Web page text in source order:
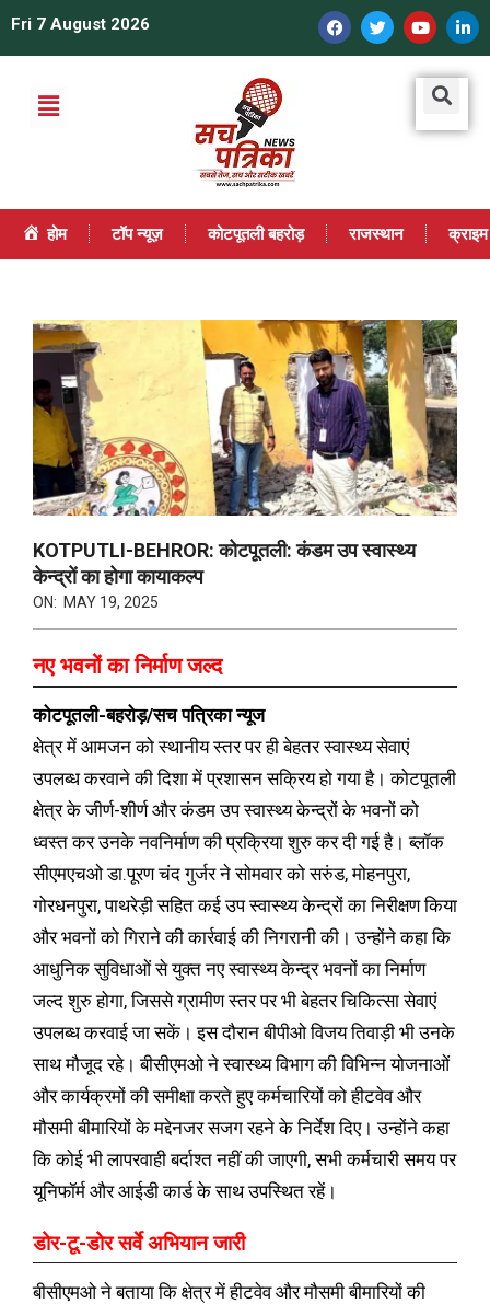
Fri 7 August 2026
होम टॉप न्यूज़ कोटपूतली बहरोड़ राजस्थान क्राइम
KOTPUTLI-BEHROR: कोटपूतली: कंडम उप स्वास्थ्य
केन्द्रों का होगा कायाकल्प
ON: MAY 19, 2025
नए भवनों का निर्माण जल्द
कोटपूतली-बहरोड़/सच पत्रिका न्यूज
क्षेत्र में आमजन को स्थानीय स्तर पर ही बेहतर स्वास्थ्य सेवाएं
उपलब्ध करवाने की दिशा में प्रशासन सक्रिय हो गया है। कोटपूतली
क्षेत्र के जीर्ण-शीर्ण और कंडम उप स्वास्थ्य केन्द्रों के भवनों को
ध्वस्त कर उनके नवनिर्माण की प्रक्रिया शुरु कर दी गई है। ब्लॉक
सीएमएचओ डा.पूरण चंद गुर्जर ने सोमवार को सरुंड, मोहनपुरा,
गोरधनपुरा, पाथरेड़ी सहित कई उप स्वास्थ्य केन्द्रों का निरीक्षण किया
और भवनों को गिराने की कार्रवाई की निगरानी की। उन्होंने कहा कि
आधुनिक सुविधाओं से युक्त नए स्वास्थ्य केन्द्र भवनों का निर्माण
जल्द शुरु होगा, जिससे ग्रामीण स्तर पर भी बेहतर चिकित्सा सेवाएं
उपलब्ध करवाई जा सकें। इस दौरान बीपीओ विजय तिवाड़ी भी उनके
साथ मौजूद रहे। बीसीएमओ ने स्वास्थ्य विभाग की विभिन्न योजनाओं
और कार्यक्रमों की समीक्षा करते हुए कर्मचारियों को हीटवेव और
मौसमी बीमारियों के मद्देनजर सजग रहने के निर्देश दिए। उन्होंने कहा
कि कोई भी लापरवाही बर्दाश्त नहीं की जाएगी, सभी कर्मचारी समय पर
यूनिफॉर्म और आईडी कार्ड के साथ उपस्थित रहें।
डोर-टू-डोर सर्वे अभियान जारी
बीसीएमओ ने बताया कि क्षेत्र में हीटवेव और मौसमी बीमारियों की